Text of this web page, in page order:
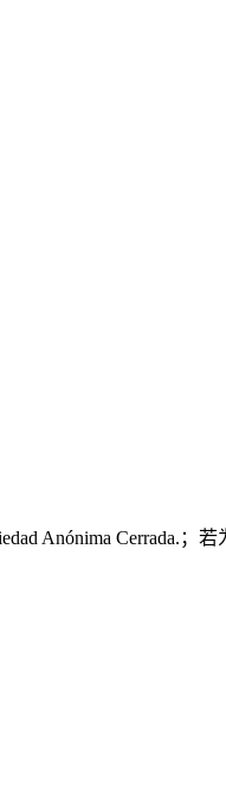
Anónima Cerrada.；